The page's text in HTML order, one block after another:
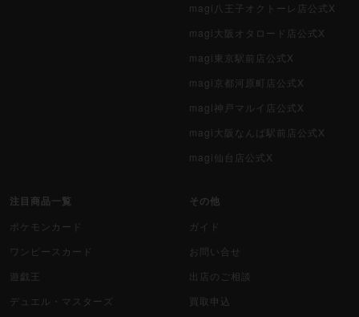
magi八王子オクトーレ店公式X
magi大阪オタロード店公式X
magi東京駅前店公式X
magi京都河原町店公式X
magi神戸マルイ店公式X
magi大阪なんば駅前店公式X
magi仙台店公式X
注目商品一覧
ポケモンカード
ワンピースカード
遊戯王
デュエル・マスターズ
その他
ガイド
お問い合せ
出店のご相談
買取申込